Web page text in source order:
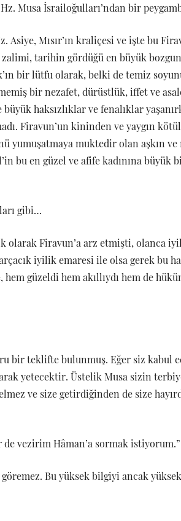
Musa İsrailoğulları’ndan bir
Asiye, Mısır’ın kraliçesi ve işte bu
tarihin gördüğü en büyük
bir lütfu olarak, belki de temiz
bir nezafet, dürüstlük, iffet ve
büyük haksızlıklar ve fenalıklar
Firavun’un kininden ve yaygın
yumuşatmaya muktedir olan aşkın ve
bu en güzel ve afife kadınına büyük
gibi…
olarak Firavun’a arz etmişti, olanca
iyilik emaresi ile olsa gerek bu
hem güzeldi hem akıllıydı hem de
bir teklifte bulunmuş. Eğer siz kabul
yetecektir. Üstelik Musa sizin
ve size getirdiğinden de size
vezirim Hâman’a sormak istiyorum.”
Bu yüksek bilgiyi ancak